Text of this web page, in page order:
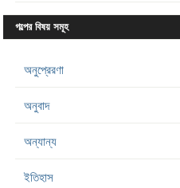
গল্পের বিষয় সমূহ
অনুপ্রেরণা
অনুবাদ
অন্যান্য
ইতিহাস